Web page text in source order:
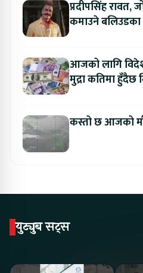
प्रदीपसिंह रावत,
कमाउने
आजको लागि
मुद्रा कतिमा हुँदैछ
कस्तो छ आजको
युट्युब सट्स